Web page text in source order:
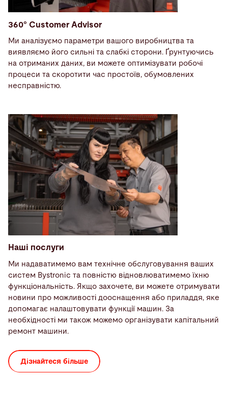
360° Customer Advisor
Ми аналізуємо параметри вашого виробництва та
виявляємо його сильні та слабкі сторони. Ґрунтуючись
на отриманих даних, ви можете оптимізувати робочі
процеси та скоротити час простоїв, обумовлених
несправністю.
Наші послуги
Ми надаватимемо вам технічне обслуговування ваших
систем Bystronic та повністю відновлюватимемо їхню
функціональність. Якщо захочете, ви можете отримувати
новини про можливості дооснащення або приладдя, яке
допомагає налаштовувати функції машин. За
необхідності ми також можемо організувати капітальний
ремонт машини.
Дізнайтеся більше